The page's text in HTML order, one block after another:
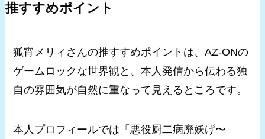
推すすめポイント
狐宵メリィさんの推すすめポイントは、AZ-ONの
ゲームロックな世界観と、本人発信から伝わる独
自の雰囲気が自然に重なって見えるところです。
本人プロフィールでは「悪役厨二病廃妖げ〜